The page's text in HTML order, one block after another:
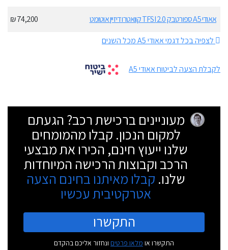
אאודי A5 ספורטבק 2.0 TFSI קוואטרו דיזיין אוטומט
74,200 ₪
לצפיה בכל דגמי אאודי A5 מכל השנים
לקבלת הצעה לביטוח אאודי A5
מעוניינים ברכישת רכב? הגעתם
למקום הנכון. קבלו מהמומחים
שלנו ייעוץ חינם, הכירו את מבצעי
הרכב וקבוצות הרכישה המיוחדות
שלנו. קבלו מאיתנו בחינם הצעה
אטרקטיבית עכשיו
התקשרו
התקשרו או מלאו פרטים ונחזור אליכם בהקדם